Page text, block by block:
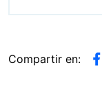
Compartir en: